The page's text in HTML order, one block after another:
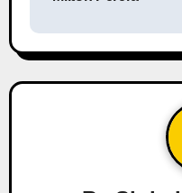
t
n